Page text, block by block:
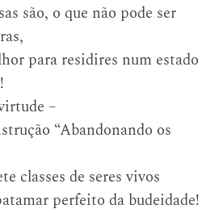
são, o que não pode ser
para residires num estado
–
“Abandonando os
classes de seres vivos
perfeito da budeidade!